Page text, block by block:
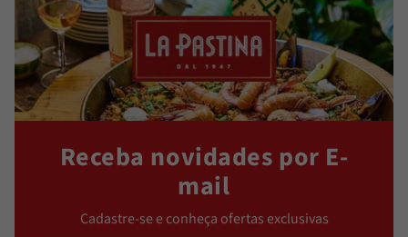
Receba novidades por E-
mail
Cadastre-se e conheça ofertas exclusivas